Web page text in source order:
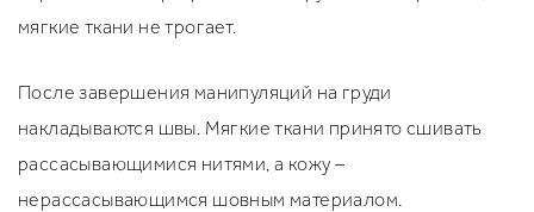
мягкие ткани не трогает.
После завершения манипуляций на груди
накладываются швы. Мягкие ткани принято сшивать
рассасывающимися нитями, а кожу –
нерассасывающимся шовным материалом.